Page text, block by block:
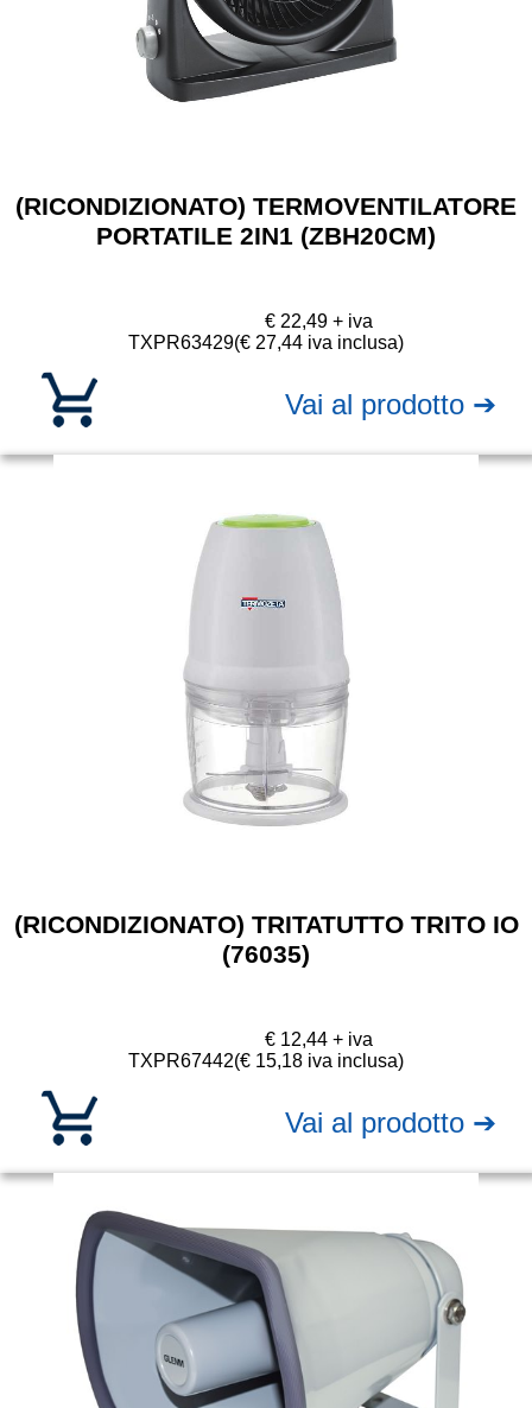
(RICONDIZIONATO) TERMOVENTILATORE
PORTATILE 2IN1 (ZBH20CM)
TXPR63429
€ 22,49 + iva
(€ 27,44 iva inclusa)
Vai al prodotto ➔
(RICONDIZIONATO) TRITATUTTO TRITO IO
(76035)
TXPR67442
€ 12,44 + iva
(€ 15,18 iva inclusa)
Vai al prodotto ➔